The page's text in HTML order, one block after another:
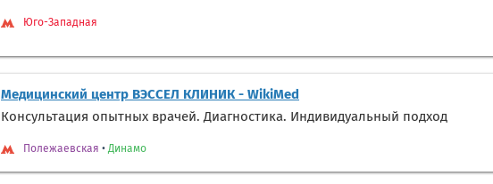
Юго-Западная
Медицинский центр ВЭССЕЛ КЛИНИК - WikiMed
Консультация опытных врачей. Диагностика. Индивидуальный подход
Полежаевская • Динамо